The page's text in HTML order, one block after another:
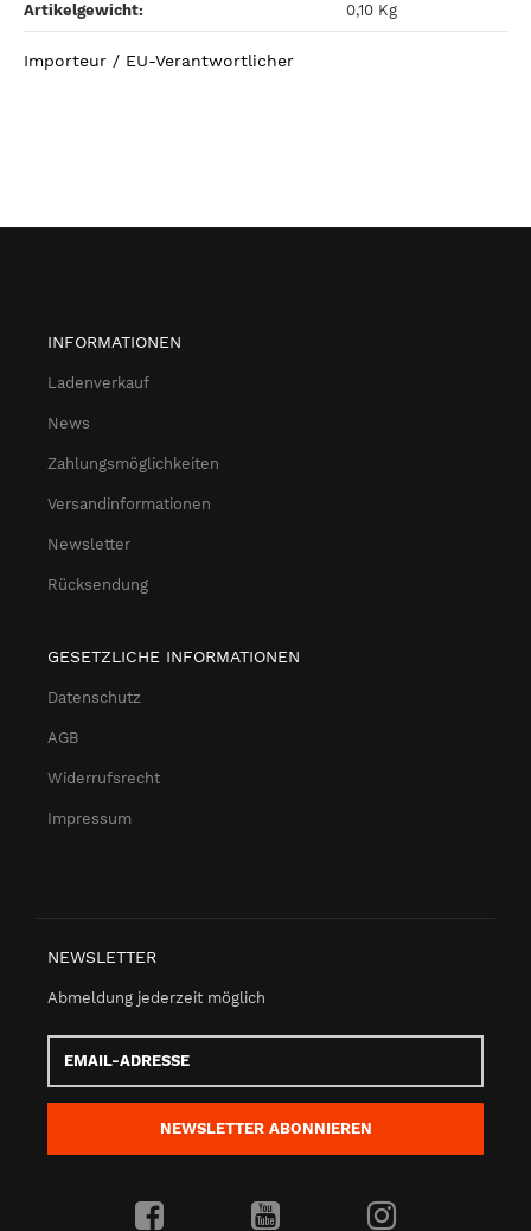
Artikelgewicht‍: 0,10 Kg
Importeur / EU-Verantwortlicher
INFORMATIONEN
Ladenverkauf
News
Zahlungsmöglichkeiten
Versandinformationen
Newsletter
Rücksendung
GESETZLICHE INFORMATIONEN
Datenschutz
AGB
Widerrufsrecht
Impressum
NEWSLETTER
Abmeldung jederzeit möglich
Email-
Adresse
NEWSLETTER ABONNIEREN